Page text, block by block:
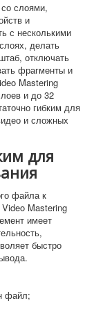
слоями,
и
с несколькими
делать
отключать
фрагменты и
Mastering
и до 32
гибким для
и сложных
для
файла к
Mastering
имеет
быстро
файл;